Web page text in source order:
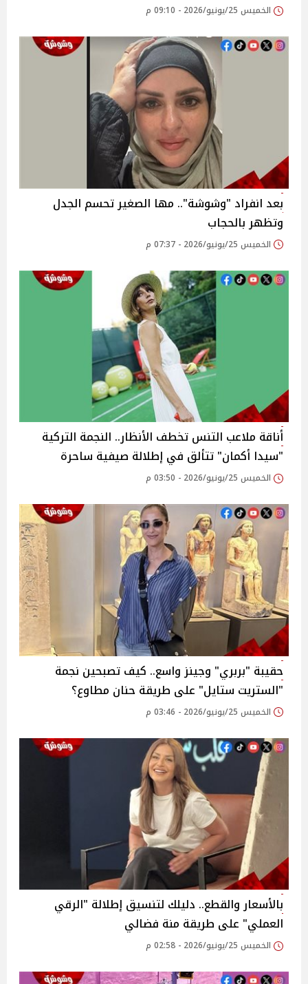
الخميس 25/يونيو/2026 - 09:10 م
بعد انفراد "وشوشة".. مها الصغير تحسم الجدل
وتظهر بالحجاب
الخميس 25/يونيو/2026 - 07:37 م
أناقة ملاعب التنس تخطف الأنظار.. النجمة التركية
"سيدا أكمان" تتألق في إطلالة صيفية ساحرة
الخميس 25/يونيو/2026 - 03:50 م
حقيبة "بربري" وجينز واسع.. كيف تصبحين نجمة
"الستريت ستايل" على طريقة حنان مطاوع؟
الخميس 25/يونيو/2026 - 03:46 م
بالأسعار والقطع.. دليلك لتنسيق إطلالة "الرقي
العملي" على طريقة منة فضالي
الخميس 25/يونيو/2026 - 02:58 م